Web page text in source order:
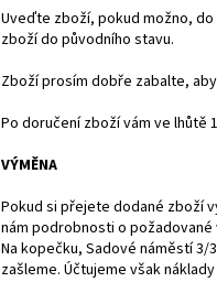
Uveďte zboží, pokud možno,
zboží do původního stavu.
Zboží prosím dobře zabalte,
Po doručení zboží vám ve lhůtě
VÝMĚNA
Pokud si přejete dodané zboží
nám podrobnosti o požadované
Na kopečku, Sadové náměstí
zašleme. Účtujeme však